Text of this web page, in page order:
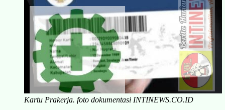
Kartu Prakerja. foto dokumentasi INTINEWS.CO.ID